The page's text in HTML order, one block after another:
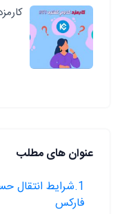
عنوان های مطلب
1.شرایط انتقال
فارکس